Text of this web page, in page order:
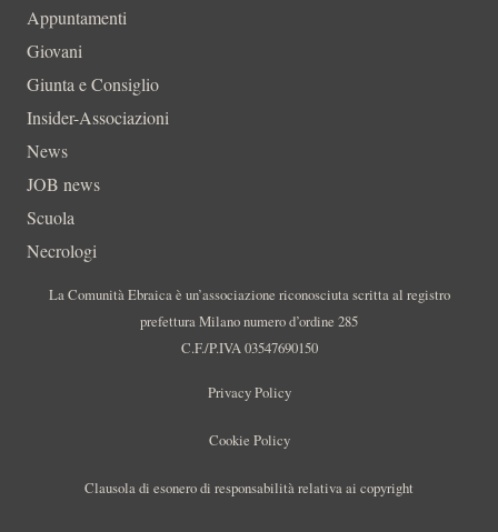
Appuntamenti
Giovani
Giunta e Consiglio
Insider-Associazioni
News
JOB news
Scuola
Necrologi
La Comunità Ebraica è un’associazione riconosciuta scritta al registro
prefettura Milano numero d’ordine 285
C.F./P.IVA 03547690150
Privacy Policy
Cookie Policy
Clausola di esonero di responsabilità relativa ai copyright